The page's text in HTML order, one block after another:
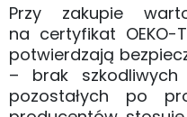
Przy zakupie
na certyfikat OEKO-
potwierdzają
– brak szkodliwych
pozostałych po